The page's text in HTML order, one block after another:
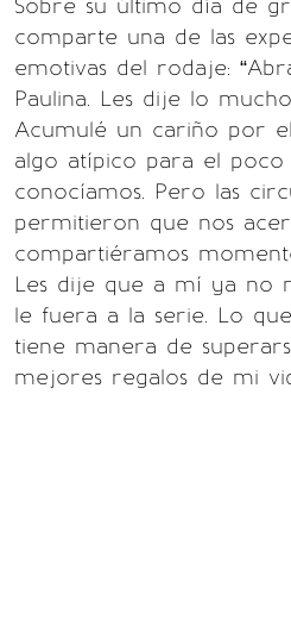
Sobre su último día de
comparte una de las
emotivas del rodaje:
Paulina. Les dije lo
Acumulé un cariño por
algo atípico para el
conocíamos. Pero las
permitieron que nos
compartiéramos
Les dije que a mí ya no
le fuera a la serie. Lo
tiene manera de
mejores regalos de mi